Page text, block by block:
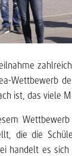
Wettbewerb
ist, das viele
die die
handelt es